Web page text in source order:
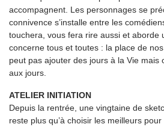
accompagnent. Les personnages se
connivence s’installe entre les
touchera, vous fera rire aussi et aborde
concerne tous et toutes : la place de
peut pas ajouter des jours à la Vie mais
aux jours.
ATELIER INITIATION
Depuis la rentrée, une vingtaine de
reste plus qu’à choisir les meilleurs pour